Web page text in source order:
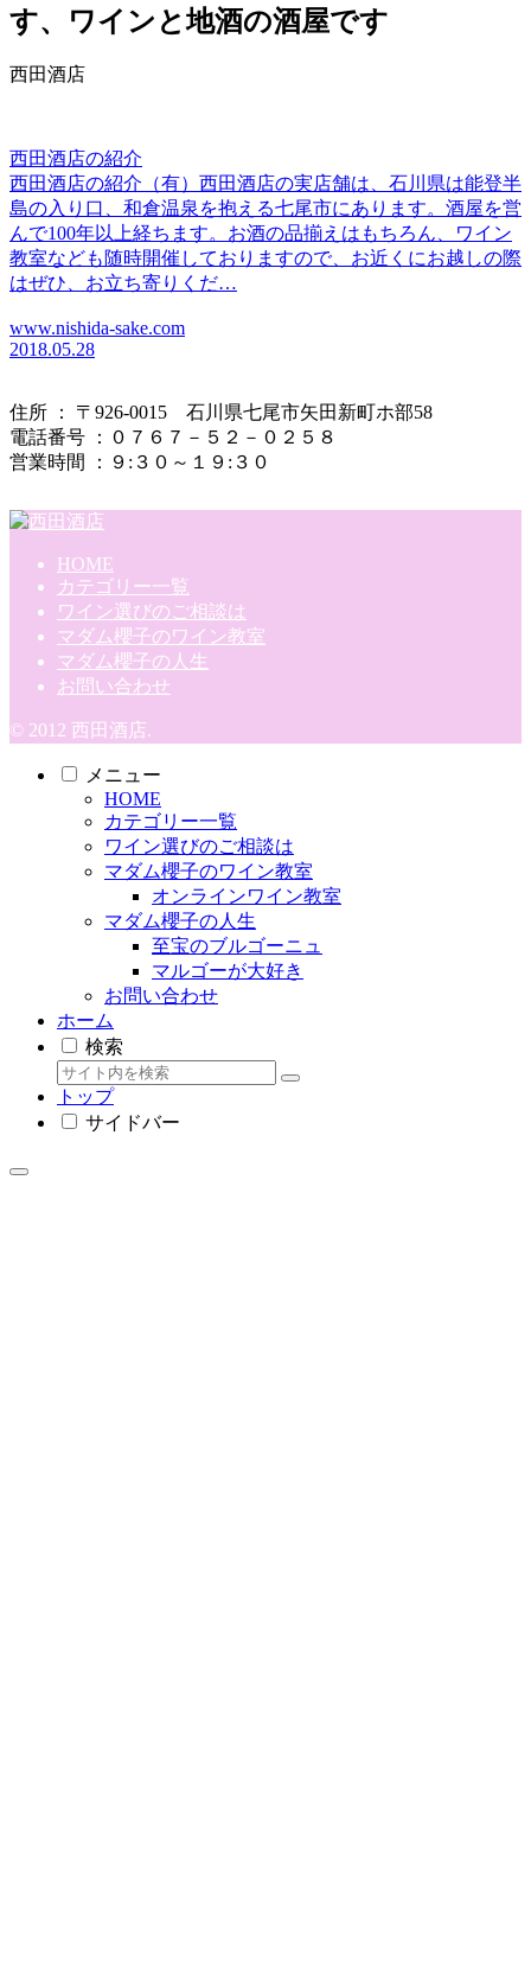
す、ワインと地酒の酒屋です
西田酒店
西田酒店の紹介
西田酒店の紹介（有）西田酒店の実店舗は、石川県は能登半
島の入り口、和倉温泉を抱える七尾市にあります。酒屋を営
んで100年以上経ちます。お酒の品揃えはもちろん、ワイン
教室なども随時開催しておりますので、お近くにお越しの際
はぜひ、お立ち寄りくだ…
www.nishida-sake.com
2018.05.28
住所 ： 〒926-0015 石川県七尾市矢田新町ホ部58
電話番号 ：０７６７－５２－０２５８
営業時間 ：９:３０～１９:３０
HOME
カテゴリー一覧
ワイン選びのご相談は
マダム櫻子のワイン教室
マダム櫻子の人生
お問い合わせ
© 2012 西田酒店.
メニュー
HOME
カテゴリー一覧
ワイン選びのご相談は
マダム櫻子のワイン教室
オンラインワイン教室
マダム櫻子の人生
至宝のブルゴーニュ
マルゴーが大好き
お問い合わせ
ホーム
検索
トップ
サイドバー